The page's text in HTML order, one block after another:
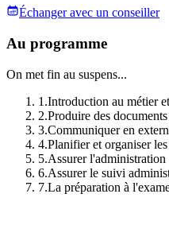
Échanger avec un conseiller
Au programme
On met fin au suspens...
1 .Introduction au métier
2.Produire des
3.Communiquer en
4.Planifier et organiser
5.Assurer l'administration
6.Assurer le suivi
7.La préparation à